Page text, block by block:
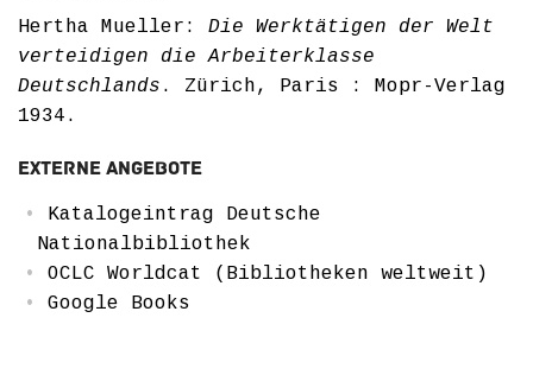
Hertha Mueller: Die Werktätigen der Welt
verteidigen die Arbeiterklasse
Deutschlands . Zürich, Paris : Mopr-Verlag
1934.
Externe Angebote
Katalogeintrag Deutsche
Nationalbibliothek
OCLC Worldcat (Bibliotheken weltweit)
Google Books